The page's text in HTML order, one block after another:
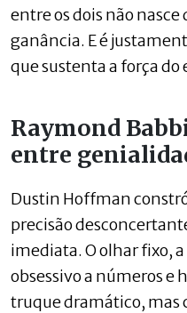
entre os dois não nasce
ganância. E é
que sustenta a força do
Raymond
entre
Dustin Hoffman
precisão
imediata. O olhar fixo,
obsessivo a números e
truque dramático, mas